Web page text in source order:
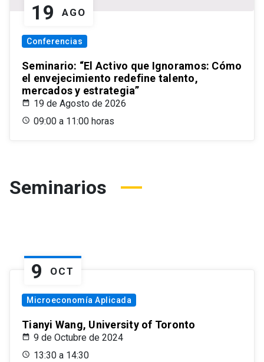
19 AGO
Conferencias
Seminario: “El Activo que Ignoramos: Cómo
el envejecimiento redefine talento,
mercados y estrategia”
19 de Agosto de 2026
09:00 a 11:00 horas
Seminarios
9 OCT
Microeconomía Aplicada
Tianyi Wang, University of Toronto
9 de Octubre de 2024
13:30 a 14:30